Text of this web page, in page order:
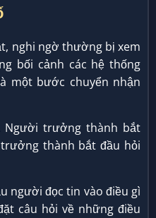
nghi ngờ thường bị xem
bối cảnh các hệ thống
một bước chuyển nhận
trưởng thành bắt
trưởng thành bắt đầu hỏi
người đọc tin vào điều gì
câu hỏi về những điều